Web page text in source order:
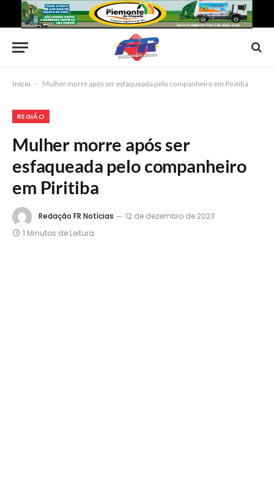
Início - Mulher morre após ser esfaqueada pelo companheiro em Piritiba
REGIÃO
Mulher morre após ser
esfaqueada pelo companheiro
em Piritiba
Redação FR Notícias
12 de dezembro de 2023
1 Minutos de Leitura